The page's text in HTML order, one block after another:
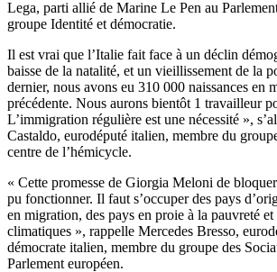
Lega, parti allié de Marine Le Pen au
groupe Identité et démocratie.
Il est vrai que l’Italie fait face à un déclin
baisse de la natalité, et un vieillissement de la
dernier, nous avons eu 310 000 naissances en
précédente. Nous aurons bientôt 1 travailleur
L’immigration régulière est une nécessité »,
Castaldo, eurodéputé italien, membre du
centre de l’hémicycle.
« Cette promesse de Giorgia Meloni de
pu fonctionner. Il faut s’occuper des pays
en migration, des pays en proie à la pauvreté et
climatiques », rappelle Mercedes Bresso,
démocrate italien, membre du groupe des
Parlement européen.